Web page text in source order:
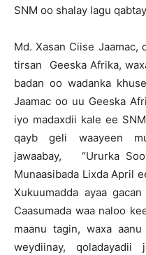
SNM oo shalay lagu
Md. Xasan Ciise Jaamac,
tirsan Geeska Afrika,
badan oo wadanka
Jaamac oo uu Geeska
iyo madaxdii kale ee
qayb geli waayeen
jawaabay, “Ururka
Munaasibada Lixda April
Xukuumadda ayaa
Caasumada waa naloo
maanu tagin, waxa
weydiinay,